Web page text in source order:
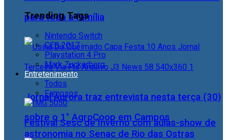
para toda a família
Jornal Aurora traz entrevista nesta terça (30)
sobre o 1° AgroCoop em Campos
Trending Tags
Nintendo Switch
CES 2017
Playstation 4 Pro
Mark Zuckerberg
Entretenimento
Todos
Famosos
Festival Sesc de Inverno com aulas-show de
astronomia no Senac de Rio das Ostras